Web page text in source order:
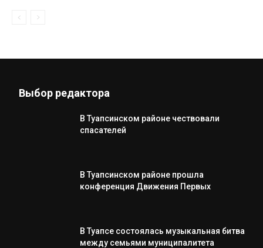
Выбор редактора
В Туапсинском районе чествовали
спасателей
В Туапсинском районе прошла
конференция Движения Первых
В Туапсе состоялась музыкальная битва
между семьями муниципалитета